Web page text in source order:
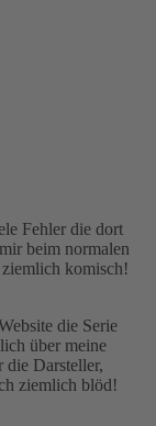
Fehler die dort
beim normalen
ziemlich komisch!
die Serie
über meine
die Darsteller,
ziemlich blöd!